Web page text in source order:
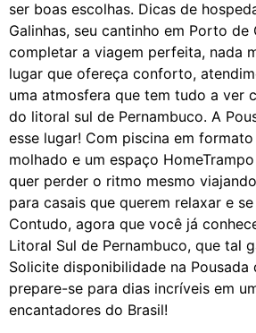
ser boas escolhas. Dicas de
Galinhas, seu cantinho em Porto de
completar a viagem perfeita, nada
lugar que ofereça conforto,
uma atmosfera que tem tudo a ver
do litoral sul de Pernambuco. A
esse lugar! Com piscina em
molhado e um espaço
quer perder o ritmo mesmo
para casais que querem relaxar e
Contudo, agora que você já
Litoral Sul de Pernambuco, que tal
Solicite disponibilidade na Pousada
prepare-se para dias incríveis em
encantadores do Brasil!